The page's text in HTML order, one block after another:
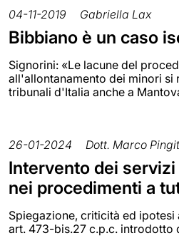
04-11-2019 Gabriella Lax
Bibbiano è un caso
Signorini: «Le lacune del
all'allontanamento dei minori si
tribunali d'Italia anche a
26-01-2024 Dott. Marco
Intervento dei
nei procedimenti a
Spiegazione, criticità ed
art. 473-bis.27 c.p.c. introdotto